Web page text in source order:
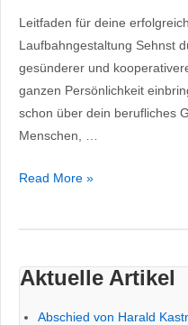
Leitfaden für deine
Laufbahngestaltung Sehnst
gesünderer und
ganzen Persönlichkeit
schon über dein berufliches
Menschen, …
Freies
&
Trekking
Read More »
Aktuelle Artikel
Abschied von Harald